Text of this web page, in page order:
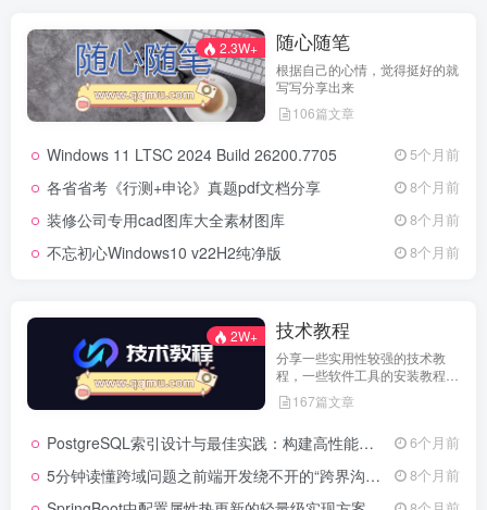
2.3W+ 随心随笔
根据自己的心情，觉得挺好的就
写写分享出来
106篇文章
Windows 11 LTSC 2024 Build 26200.7705 5个月前
各省省考《行测+申论》真题pdf文档分享 8个月前
装修公司专用cad图库大全素材图库 8个月前
不忘初心Windows10 v22H2纯净版 8个月前
2W+ 技术教程
分享一些实用性较强的技术教
程，一些软件工具的安装教程，
以及一些工具的实用方法，环境
配置等等
167篇文章
PostgreSQL索引设计与最佳实践：构建高性能数据库的基石 6个月前
5分钟读懂跨域问题之前端开发绕不开的“跨界沟通”难题 8个月前